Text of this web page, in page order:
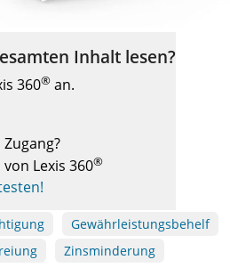
Inhalt lesen?
360® an.
Lexis 360®
Gewährleistungsbehelf
Zinsminderung